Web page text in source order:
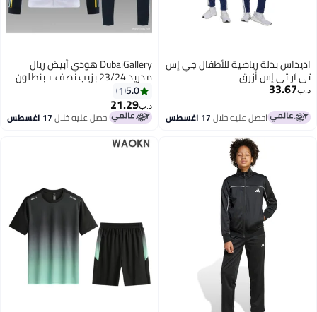
اديداس بدلة رياضية للأطفال جي إس
تي آر تي إس أزرق
د.ب‏33.67
احصل عليه خلال17 اغسطس
DubaiGallery هودي أبيض ريال
مدريد 23/24 بزيب نصف + بنطلون
5.0
1
د.ب‏21.29
احصل عليه خلال17 اغسطس